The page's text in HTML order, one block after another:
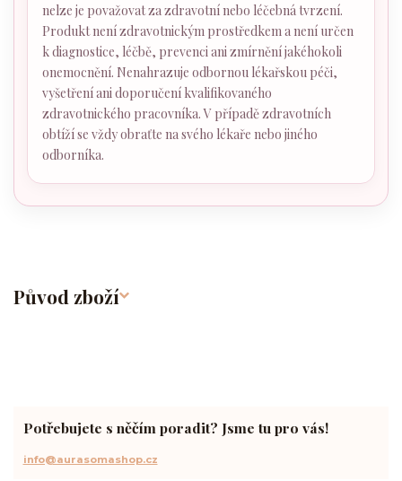
nelze je považovat za zdravotní nebo léčebná tvrzení.
Produkt není zdravotnickým prostředkem a není určen
k diagnostice, léčbě, prevenci ani zmírnění jakéhokoli
onemocnění. Nenahrazuje odbornou lékařskou péči,
vyšetření ani doporučení kvalifikovaného
zdravotnického pracovníka. V případě zdravotních
obtíží se vždy obraťte na svého lékaře nebo jiného
odborníka.
Původ zboží
Potřebujete s něčím poradit? Jsme tu pro vás!
info@aurasomashop.cz